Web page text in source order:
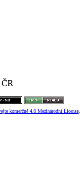
komerčně 4.0 Mezinárodní License